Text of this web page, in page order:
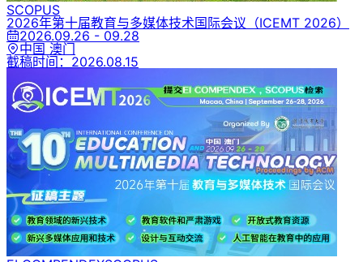
SCOPUS
2026年第十届教育与多媒体技术国际会议 （ICEMT 2026）
2026.09.26 - 09.28
中国 澳门
截稿时间： 2026.08.15